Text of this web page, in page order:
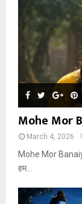
Mohe Mor
March 4, 2026
Mohe Mor
हम...